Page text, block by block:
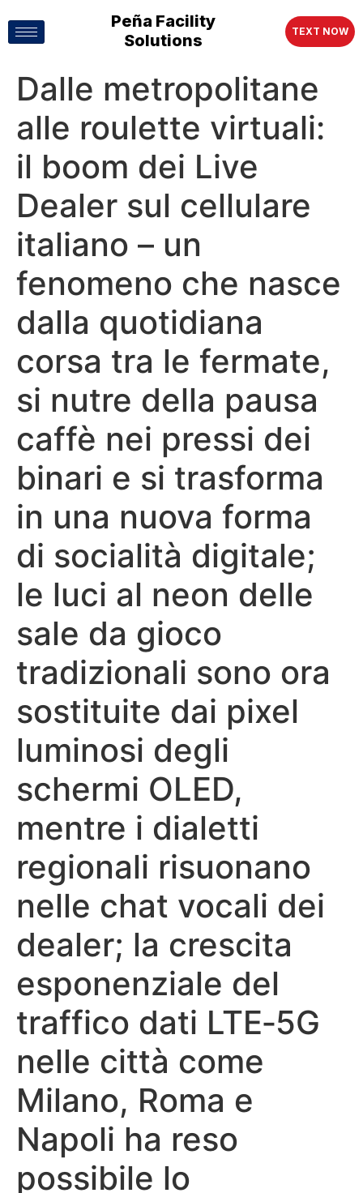
Peña Facility
Solutions
TEXT NOW
Dalle metropolitane
alle roulette virtuali:
il boom dei Live
Dealer sul cellulare
italiano – un
fenomeno che nasce
dalla quotidiana
corsa tra le fermate,
si nutre della pausa
caffè nei pressi dei
binari e si trasforma
in una nuova forma
di socialità digitale;
le luci al neon delle
sale da gioco
tradizionali sono ora
sostituite dai pixel
luminosi degli
schermi OLED,
mentre i dialetti
regionali risuonano
nelle chat vocali dei
dealer; la crescita
esponenziale del
traffico dati LTE‑5G
nelle città come
Milano, Roma e
Napoli ha reso
possibile lo